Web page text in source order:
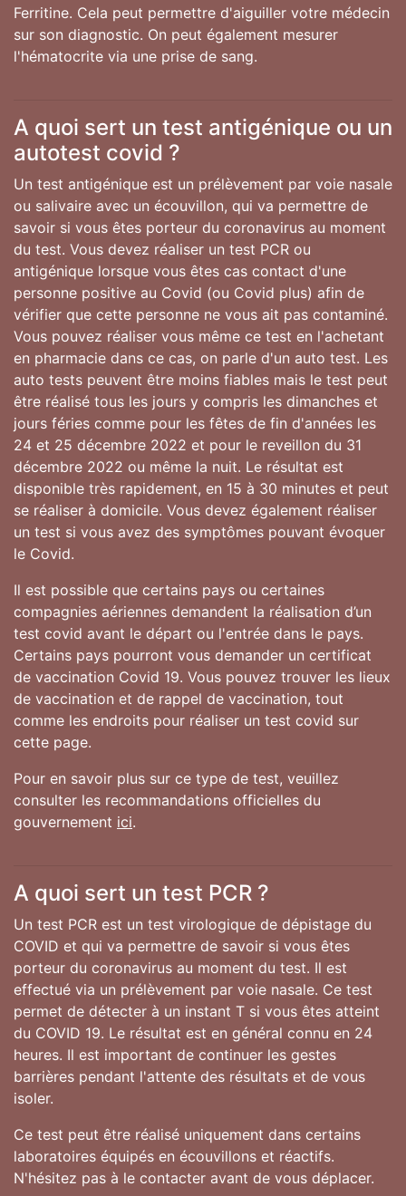
Ferritine. Cela peut permettre d'aiguiller votre médecin
sur son diagnostic. On peut également mesurer
l'hématocrite via une prise de sang.
A quoi sert un test antigénique ou un
autotest covid ?
Un test antigénique est un prélèvement par voie nasale
ou salivaire avec un écouvillon, qui va permettre de
savoir si vous êtes porteur du coronavirus au moment
du test. Vous devez réaliser un test PCR ou
antigénique lorsque vous êtes cas contact d'une
personne positive au Covid (ou Covid plus) afin de
vérifier que cette personne ne vous ait pas contaminé.
Vous pouvez réaliser vous même ce test en l'achetant
en pharmacie dans ce cas, on parle d'un auto test. Les
auto tests peuvent être moins fiables mais le test peut
être réalisé tous les jours y compris les dimanches et
jours féries comme pour les fêtes de fin d'années les
24 et 25 décembre 2022 et pour le reveillon du 31
décembre 2022 ou même la nuit. Le résultat est
disponible très rapidement, en 15 à 30 minutes et peut
se réaliser à domicile. Vous devez également réaliser
un test si vous avez des symptômes pouvant évoquer
le Covid.
Il est possible que certains pays ou certaines
compagnies aériennes demandent la réalisation d’un
test covid avant le départ ou l'entrée dans le pays.
Certains pays pourront vous demander un certificat
de vaccination Covid 19. Vous pouvez trouver les lieux
de vaccination et de rappel de vaccination, tout
comme les endroits pour réaliser un test covid sur
cette page.
Pour en savoir plus sur ce type de test, veuillez
consulter les recommandations officielles du
gouvernement ici.
A quoi sert un test PCR ?
Un test PCR est un test virologique de dépistage du
COVID et qui va permettre de savoir si vous êtes
porteur du coronavirus au moment du test. Il est
effectué via un prélèvement par voie nasale. Ce test
permet de détecter à un instant T si vous êtes atteint
du COVID 19. Le résultat est en général connu en 24
heures. Il est important de continuer les gestes
barrières pendant l'attente des résultats et de vous
isoler.
Ce test peut être réalisé uniquement dans certains
laboratoires équipés en écouvillons et réactifs.
N'hésitez pas à le contacter avant de vous déplacer.